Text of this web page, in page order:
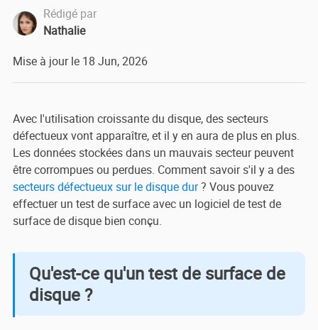
Rédigé par
Nathalie
Mise à jour le 18 Jun, 2026
Avec l'utilisation croissante du disque, des secteurs
défectueux vont apparaître, et il y en aura de plus en plus.
Les données stockées dans un mauvais secteur peuvent
être corrompues ou perdues. Comment savoir s'il y a des
secteurs défectueux sur le disque dur? Vous pouvez
effectuer un test de surface avec un logiciel de test de
surface de disque bien conçu.
Qu'est-ce qu'un test de surface de
disque ?